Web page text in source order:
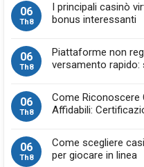
06
Th8
I principali casinò
bonus interessanti
06
Th8
Piattaforme non
versamento rapido:
06
Th8
Come Riconoscere
Affidabili:
06
Th8
Come scegliere
per giocare in linea